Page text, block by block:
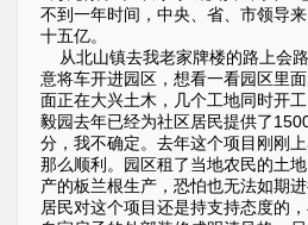
不到一年时间，中央、省、市领导
十五亿。
从北山镇去我老家牌楼的路上会
意将车开进园区，想看一看园区里
面正在大兴土木，几个工地同时开
毅园去年已经为社区居民提供了
分，我不确定。去年这个项目刚刚
那么顺利。园区租了当地农民的土
产的板兰根生产，恐怕也无法如期
居民对这个项目还是持支持态度的